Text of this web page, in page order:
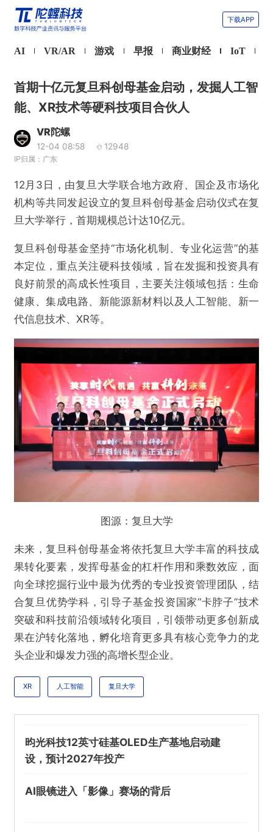
下载APP
AI VR/AR 游戏 早报 商业财经 IoT
首期十亿元复旦科创母基金启动，发掘人工智
首期十亿元复旦科创母基金启动，发掘人工智
能、XR技术等硬科技项目合伙人
VR陀螺
12-04 08:58 12948
IP归属：广东
12月3日，由复旦大学联合地方政府、国企及市场化
机构等共同发起设立的复旦科创母基金启动仪式在复
旦大学举行，首期规模总计达10亿元。
复旦科创母基金坚持“市场化机制、专业化运营”的基
本定位，重点关注硬科技领域，旨在发掘和投资具有
良好前景的高成长性项目，主要关注领域包括：生命
健康、集成电路、新能源新材料以及人工智能、新一
代信息技术、XR等。
图源：复旦大学
未来，复旦科创母基金将依托复旦大学丰富的科技成
果转化要素，发挥母基金的杠杆作用和乘数效应，面
向全球挖掘行业中最为优秀的专业投资管理团队，结
合复旦优势学科，引导子基金投资国家“卡脖子”技术
突破和科技前沿领域转化项目，引领带动更多创新成
果在沪转化落地，孵化培育更多具有核心竞争力的龙
头企业和爆发力强的高增长型企业。
XR 人工智能 复旦大学
昀光科技12英寸硅基OLED生产基地启动建
设，预计2027年投产
AI眼镜进入「影像」赛场的背后